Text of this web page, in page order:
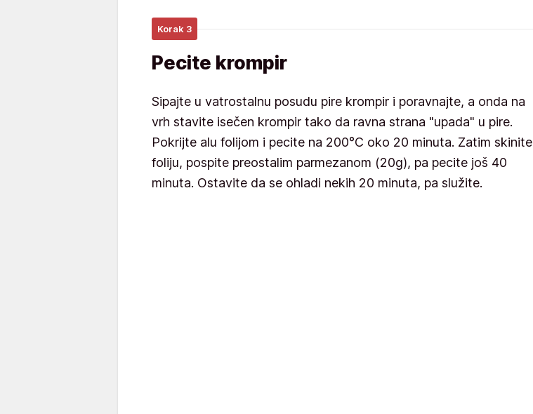
Korak 3
Pecite krompir
Sipajte u vatrostalnu posudu pire krompir i poravnajte, a onda na
vrh stavite isečen krompir tako da ravna strana "upada" u pire.
Pokrijte alu folijom i pecite na 200°C oko 20 minuta. Zatim skinite
foliju, pospite preostalim parmezanom (20g), pa pecite još 40
minuta. Ostavite da se ohladi nekih 20 minuta, pa služite.